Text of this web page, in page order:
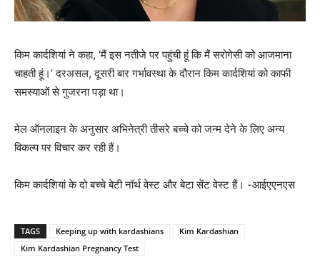
किम कार्दशियां ने कहा, ‘मैं इस नतीजे पर पहुंची हूं कि मैं सरोगेसी को आजमाना
चाहती हूं।’ दरअसल, दूसरी बार गर्भावस्‍था के दौरान किम कार्दशियां को काफी
समस्‍याओं से गुजरना पड़ा था।
मेल ऑनलाइन के अनुसार अभिनेत्री तीसरे बच्‍चे को जन्‍म देने के लिए अन्‍य
विकल्‍प पर विचार कर रही हैं।
किम कार्दशियां के दो बच्चे बेटी नॉर्थ वेस्ट और बेटा सेंट वेस्ट हैं। -आईएएनएस
TAGS Keeping up with kardashians
Kim Kardashian
Kim Kardashian Pregnancy Test